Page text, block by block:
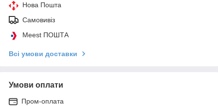
Нова Пошта
Самовивіз
Meest ПОШТА
Всі умови доставки
Умови оплати
Пром-оплата